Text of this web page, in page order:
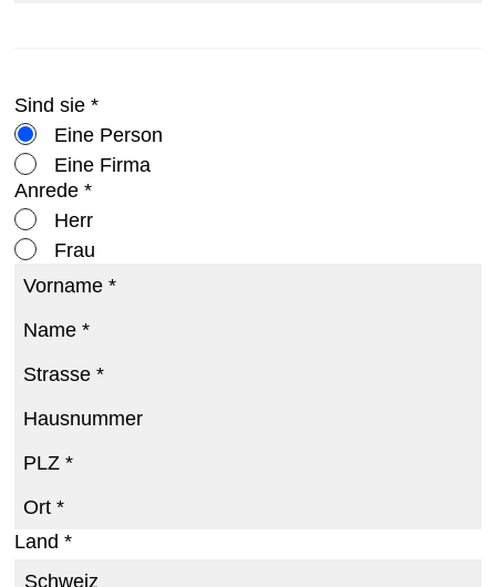
Sind sie *
Eine Person
Eine Firma
Anrede *
Herr
Frau
Vorname *
Name *
Strasse *
Hausnummer
PLZ *
Ort *
Land *